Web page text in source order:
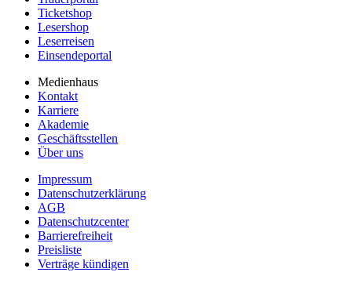
Ticketshop
Lesershop
Leserreisen
Einsendeportal
Medienhaus
Kontakt
Karriere
Akademie
Geschäftsstellen
Über uns
Impressum
Datenschutzerklärung
AGB
Datenschutzcenter
Barrierefreiheit
Preisliste
Verträge kündigen